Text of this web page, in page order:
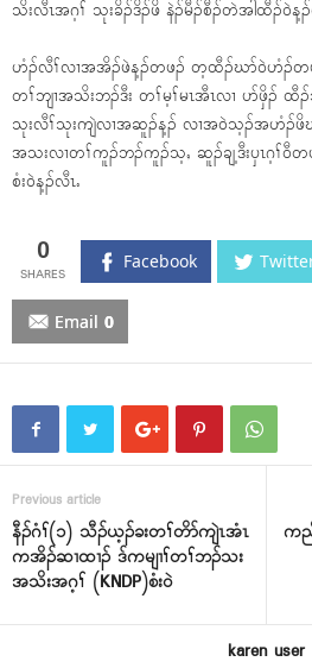
သိးလီၤအဂ့ၢ် သုးခိၣ်ဒိၣ်ဖိ နဲၣ်မီၣ်စီၣ်တဲအါထီၣ်၀ဲန့ၣ်
ဟံၣ်လီၢ်လၢအအိၣ်ဖဲန့ၣ်တဖၣ် တ့ထီၣ်ဃာ်၀ဲဟံၣ်တဖ
တၢ်ဘျၢအသိးဘၣ်ဒီး တၢ်မ့ၢ်မၤအီၤလၢ ပာ်ဖှိၣ် ထီၣ်
သုးလီၢ်သုးကျဲလၢအဆူၣ်န့ၣ် လၢအ၀ဲသ့ၣ်အဟံ
အသးလၢတၢ်ကူၣ်ဘၣ်ကူၣ်သ့ႇ ဆူၣ်ချ့ဒီးၦၤဂ့ၢ်၀ီ
စံး၀ဲန့ၣ်လီၤႉ
0 Facebook
Email 0
Previous article
နီၣ်ဂံၢ်(၁) သီၣ်ယ့ၣ်ခးတၢ်တိာ်ကျဲၤအံၤ
ကအိၣ်ဆၢထၢၣ် ဒ်ကမျၢၢ်တၢ်ဘၣ်သး
အသိးအဂ့ၢ် (KNDP)စံး၀ဲ
ကညီ
karen user